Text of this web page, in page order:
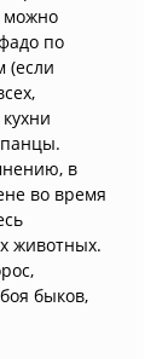
можно
по
(если
в
во время
животных.
быков,